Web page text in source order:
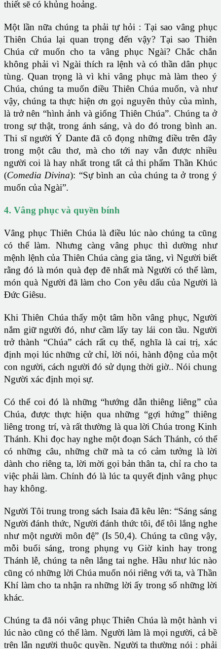
thiết sẽ có khủng hoảng.
Một lần nữa chúng ta phải tự hỏi : Tại sao vâng phục
Thiên Chúa lại quan trọng đến vậy? Tại sao Thiên
Chúa cứ muốn cho ta vâng phục Ngài? Chắc chắn
không phải vì Ngài thích ra lệnh và có thần dân phục
tùng. Quan trọng là vì khi vâng phục mà làm theo ý
Chúa, chúng ta muốn điều Thiên Chúa muốn, và như
vậy, chúng ta thực hiện ơn gọi nguyên thủy của mình,
là trở nên “hình ảnh và giống Thiên Chúa”. Chúng ta ở
trong sự thật, trong ánh sáng, và do đó trong bình an.
Thi sĩ người Ý Dante đã cô đọng những điều trên đây
trong một câu thơ, mà cho tới nay vẫn được nhiều
người coi là hay nhất trong tất cả thi phẩm Thần Khúc
(Comedia Divina): “Sự bình an của chúng ta ở trong ý
muốn của Ngài”.
4. Vâng phục và quyền bính
Vâng phục Thiên Chúa là điều lúc nào chúng ta cũng
có thể làm. Nhưng càng vâng phục thì dường như
mệnh lệnh của Thiên Chúa càng gia tăng, vì Người biết
rằng đó là món quà đẹp đẽ nhất mà Người có thể làm,
món quà Người đã làm cho Con yêu dấu của Người là
Đức Giêsu.
Khi Thiên Chúa thấy một tâm hồn vâng phục, Người
nắm giữ người đó, như cầm lấy tay lái con tầu. Người
trở thành “Chúa” cách rất cụ thể, nghĩa là cai trị, xác
định mọi lúc những cử chỉ, lời nói, hành động của một
con người, cách người đó sử dụng thời giờ.. Nói chung
Người xác định mọi sự.
Có thể coi đó là những “hướng dẫn thiêng liêng” của
Chúa, được thực hiện qua những “gợi hứng” thiêng
liêng trong trí, và rất thường là qua lời Chúa trong Kinh
Thánh. Khi đọc hay nghe một đoạn Sách Thánh, có thể
có những câu, những chữ mà ta có cảm tưởng là lời
dành cho riêng ta, lời mời gọi bản thân ta, chỉ ra cho ta
việc phải làm. Chính đó là lúc ta quyết định vâng phục
hay không.
Người Tôi trung trong sách Isaia đã kêu lên: “Sáng sáng
Người đánh thức, Người đánh thức tôi, để tôi lắng nghe
như một người môn đệ” (Is 50,4). Chúng ta cũng vậy,
mỗi buổi sáng, trong phụng vụ Giờ kinh hay trong
Thánh lễ, chúng ta nên lắng tai nghe. Hầu như lúc nào
cũng có những lời Chúa muốn nói riêng với ta, và Thần
Khí làm cho ta nhận ra những lời ấy trong số những lời
khác.
Chúng ta đã nói vâng phục Thiên Chúa là một hành vi
lúc nào cũng có thể làm. Người làm là mọi người, cả bề
trên lẫn người thuộc quyền. Người ta thường nói : phải